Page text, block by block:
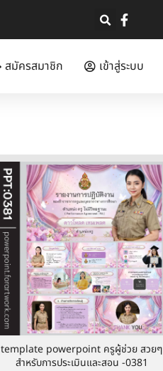
สมัครสมาชิก เข้าสู่ระบบ
template powerpoint ครูผู้ช่วย สวยๆ
สำหรับการประเมินและสอน -0381